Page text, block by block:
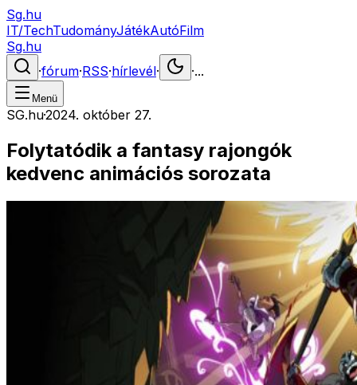
Sg.hu
IT/TechTudományJátékAutóFilm
Sg.hu
·fórum·RSS·hírlevél· ·...
Menü
SG.hu·2024. október 27.
Folytatódik a fantasy rajongók
kedvenc animációs sorozata